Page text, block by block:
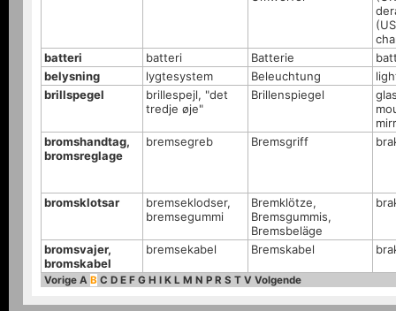
batteri
batteri Batterie
belysning
lygtesystem Beleuchtung
brillspegel
brillespejl, "det
tredje øje"
Brillenspiegel
bromshandtag,
bromsreglage
bremsegreb Bremsgriff
bromsklotsar
bremseklodser,
bremsegummi
Bremklötze,
Bremsgummis,
Bremsbeläge
bromsvajer,
bromskabel
bremsekabel Bremskabel
Vorige A B C D E F G H I K L M N P R S T V Volgende